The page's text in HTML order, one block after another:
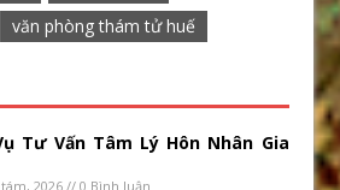
văn phòng thám tử huế
Tư Vấn Tâm Lý Hôn Nhân Gia
2026 // 0 Bình luận